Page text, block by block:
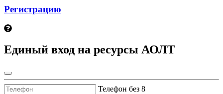
Регистрацию
Единый вход на ресурсы АОЛТ
Телефон без 8